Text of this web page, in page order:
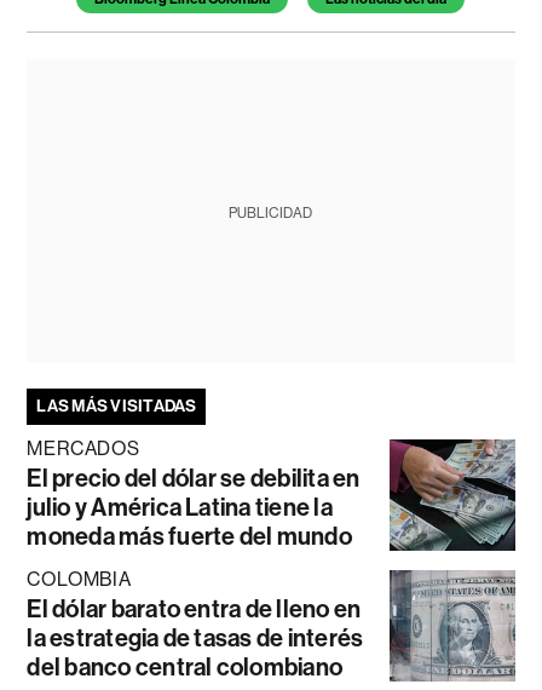
PUBLICIDAD
LAS MÁS VISITADAS
MERCADOS
El precio del dólar se debilita en
julio y América Latina tiene la
moneda más fuerte del mundo
COLOMBIA
El dólar barato entra de lleno en
la estrategia de tasas de interés
del banco central colombiano